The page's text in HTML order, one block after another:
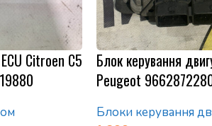
Citroen C5
Блок керування
Peugeot
Блоки керування